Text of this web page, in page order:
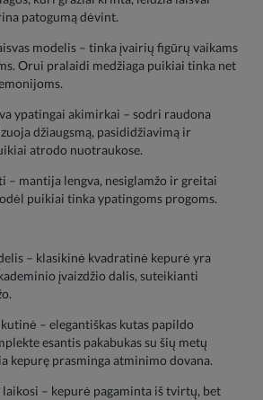
patogumą dėvint.
modelis – tinka įvairių figūrų vaikams
Orui pralaidi medžiaga puikiai tinka net
ypatingai akimirkai – sodri raudona
džiaugsmą, pasididžiavimą ir
atrodo nuotraukose.
– mantija lengva, nesiglamžo ir greitai
puikiai tinka ypatingoms progoms.
– klasikinė kvadratinė kepurė yra
įvaizdžio dalis, suteikianti
– elegantiškas kutas papildo
esantis pakabukas su šių metų
kepurę prasminga atminimo dovana.
– kepurė pagaminta iš tvirtų, bet